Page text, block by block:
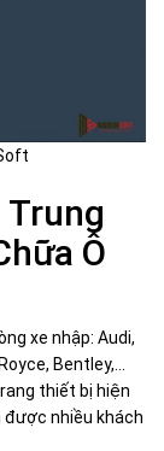
Ô
xe nhập: Audi,
Bentley,…
thiết bị hiện
nhiều khách